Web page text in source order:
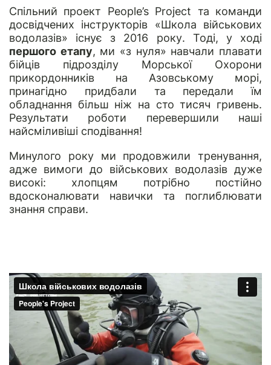
Спільний проект People’s Project та команди
досвідчених інструкторів «Школа військових
водолазів» існує з 2016 року. Тоді, у ході
першого етапу, ми «з нуля» навчали плавати
бійців підрозділу Морської Охорони
прикордонників на Азовському морі,
принагідно придбали та передали їм
обладнання більш ніж на сто тисяч гривень.
Результати роботи перевершили наші
найсміливіші сподівання!
Минулого року ми продовжили тренування,
адже вимоги до військових водолазів дуже
високі: хлопцям потрібно постійно
вдосконалювати навички та поглиблювати
знання справи.